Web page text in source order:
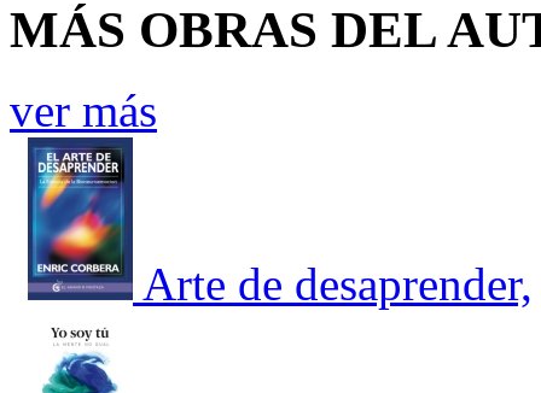
MÁS OBRAS DEL
ver más
Arte de desaprender,